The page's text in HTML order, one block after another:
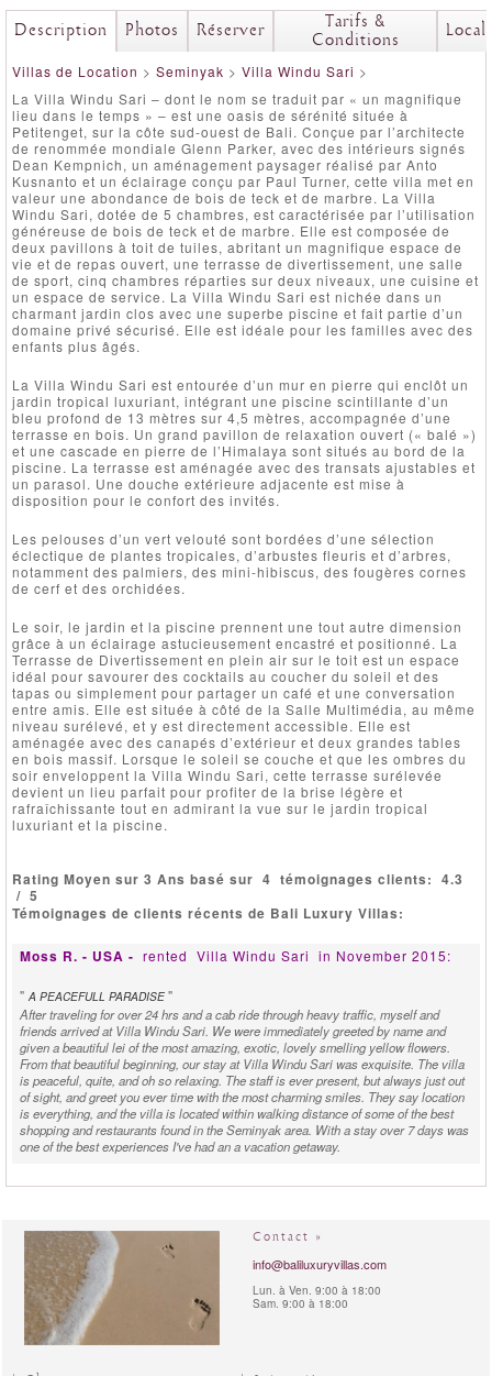
Description Photos Réserver
Tarifs &
Conditions
Villas de Location > Seminyak > Villa Windu Sari >
La Villa Windu Sari – dont le nom se traduit par « un magnifique
lieu dans le temps » – est une oasis de sérénité située à
Petitenget, sur la côte sud-ouest de Bali. Conçue par l’architecte
de renommée mondiale Glenn Parker, avec des intérieurs signés
Dean Kempnich, un aménagement paysager réalisé par Anto
Kusnanto et un éclairage conçu par Paul Turner, cette villa met en
valeur une abondance de bois de teck et de marbre. La Villa
Windu Sari, dotée de 5 chambres, est caractérisée par l’utilisation
généreuse de bois de teck et de marbre. Elle est composée de
deux pavillons à toit de tuiles, abritant un magnifique espace de
vie et de repas ouvert, une terrasse de divertissement, une salle
de sport, cinq chambres réparties sur deux niveaux, une cuisine et
un espace de service. La Villa Windu Sari est nichée dans un
charmant jardin clos avec une superbe piscine et fait partie d’un
domaine privé sécurisé. Elle est idéale pour les familles avec des
enfants plus âgés.
La Villa Windu Sari est entourée d’un mur en pierre qui enclôt un
jardin tropical luxuriant, intégrant une piscine scintillante d’un
bleu profond de 13 mètres sur 4,5 mètres, accompagnée d’une
terrasse en bois. Un grand pavillon de relaxation ouvert (« balé »)
et une cascade en pierre de l’Himalaya sont situés au bord de la
piscine. La terrasse est aménagée avec des transats ajustables et
un parasol. Une douche extérieure adjacente est mise à
disposition pour le confort des invités.
Les pelouses d’un vert velouté sont bordées d’une sélection
éclectique de plantes tropicales, d’arbustes fleuris et d’arbres,
notamment des palmiers, des mini-hibiscus, des fougères cornes
de cerf et des orchidées.
Le soir, le jardin et la piscine prennent une tout autre dimension
grâce à un éclairage astucieusement encastré et positionné. La
Terrasse de Divertissement en plein air sur le toit est un espace
idéal pour savourer des cocktails au coucher du soleil et des
tapas ou simplement pour partager un café et une conversation
entre amis. Elle est située à côté de la Salle Multimédia, au même
niveau surélevé, et y est directement accessible. Elle est
aménagée avec des canapés d’extérieur et deux grandes tables
en bois massif. Lorsque le soleil se couche et que les ombres du
soir enveloppent la Villa Windu Sari, cette terrasse surélevée
devient un lieu parfait pour profiter de la brise légère et
rafraîchissante tout en admirant la vue sur le jardin tropical
luxuriant et la piscine.
Rating Moyen sur 3 Ans basé sur 4 témoignages clients: 4.3
/ 5
Témoignages de clients récents de Bali Luxury Villas:
Moss R. - USA - rented Villa Windu Sari in November 2015:
" A PEACEFULL PARADISE "
After traveling for over 24 hrs and a cab ride through heavy traffic, myself and
friends arrived at Villa Windu Sari. We were immediately greeted by name and
given a beautiful lei of the most amazing, exotic, lovely smelling yellow flowers.
From that beautiful beginning, our stay at Villa Windu Sari was exquisite. The villa
is peaceful, quite, and oh so relaxing. The staff is ever present, but always just out
of sight, and greet you ever time with the most charming smiles. They say location
is everything, and the villa is located within walking distance of some of the best
shopping and restaurants found in the Seminyak area. With a stay over 7 days was
one of the best experiences I've had an a vacation getaway.
Philippe J. - Belgium -rentedVilla Windu Sari in August
" STAFF WERE TOP RATED PEOPLE
We can tell you that we had a wonderful stay at Windu Sari. All staff members were
top rated people. Any question was solved in the fastest way.
Contact »
info@baliluxuryvillas.com
Lun. à Ven. 9:00 à 18:00
Sam. 9:00 à 18:00